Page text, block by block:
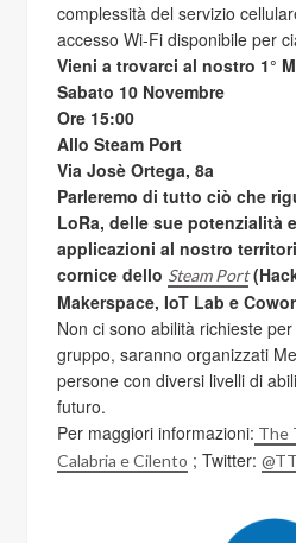
complessità del servizio
accesso Wi-Fi disponibile per
Vieni a trovarci al nostro 1°
Sabato 10 Novembre
Ore 15:00
Allo Steam Port
Via Josè Ortega, 8a
Parleremo di tutto ciò che
LoRa, delle sue potenzialità
applicazioni al nostro
cornice dello Steam Port
Makerspace, IoT Lab e
Non ci sono abilità richieste
gruppo, saranno organizzati
persone con diversi livelli di
futuro.
Per maggiori informazioni: The
Calabria e Cilento ; Twitter: